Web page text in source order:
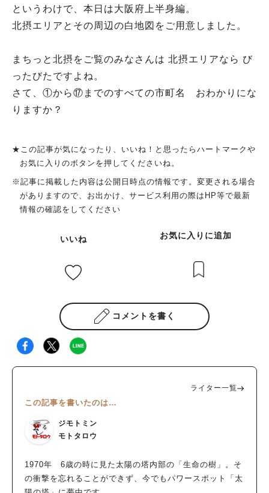
というわけで、本日は大阪府上半身編。
北摂エリアとその周辺の白地図をご用意しました。
まちっと北摂をご覧のみなさんは 北摂エリアなら び
ったびたですよね。
さて、①から⑰までのすべての市町名 おわかりにな
りますか？
★この記事が気になったり、いいね！と思ったらハートマークや
お気に入りのボタンを押してくださいね。
※記事に掲載した内容は公開日時点の情報です。変更される場合
がありますので、お出かけ、サービス利用の際はHP等で最新
情報の確認をしてください
いいね お気に入りに追加
コメントを書く
ライター一覧
この記事を書いたのは…
ジモトミン
モトタロウ
1970年 6歳の時に見た太陽の塔内部の「生命の樹」。そ
の衝撃を忘れることができず、今でもパワースポット「太